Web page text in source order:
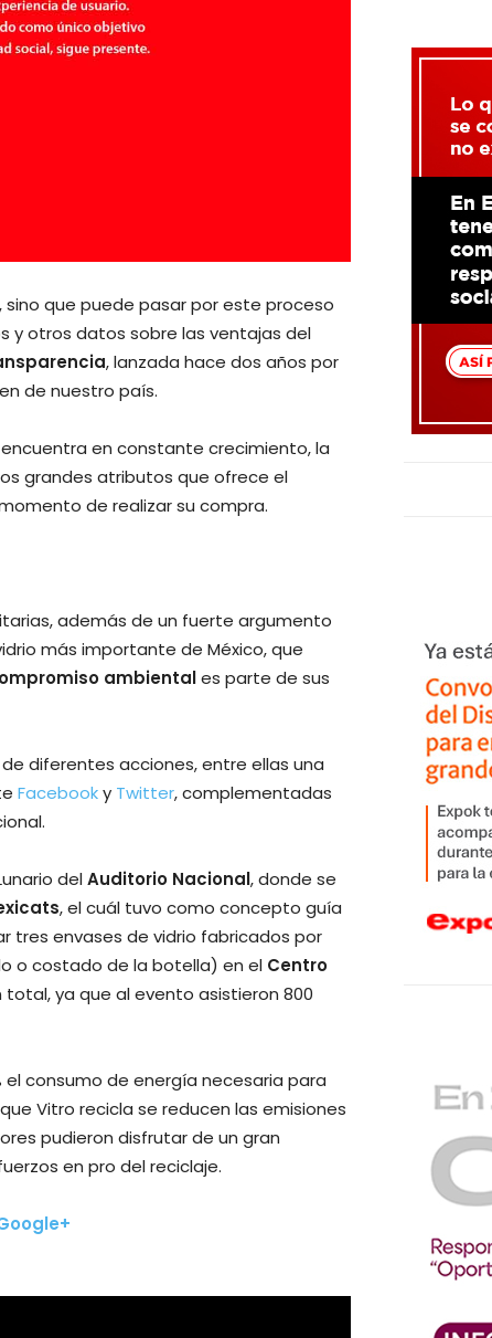
, sino que puede pasar por este proceso
y otros datos sobre las ventajas del
, lanzada hace dos años por
de nuestro país.
en constante crecimiento, la
grandes atributos que ofrece el
de realizar su compra.
además de un fuerte argumento
más importante de México, que
ambientales parte de sus
diferentes acciones, entre ellas una
Facebooky Twitter, complementadas
delAuditorio Nacional, donde se
, el cuál tuvo como concepto guía
tres envases de vidrio fabricados por
o costado de la botella) en el Centro
total, ya que al evento asistieron 800
el consumo de energía necesaria para
Vitro recicla se reducen las emisiones
pudieron disfrutar de un gran
en pro del reciclaje.